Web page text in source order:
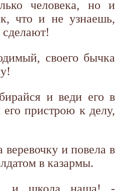
человека, но и
что и не узнаешь,
сделают!
своего бычка
и веди его в
пристрою к делу,
и повела в
в казармы.
и школа наша! -